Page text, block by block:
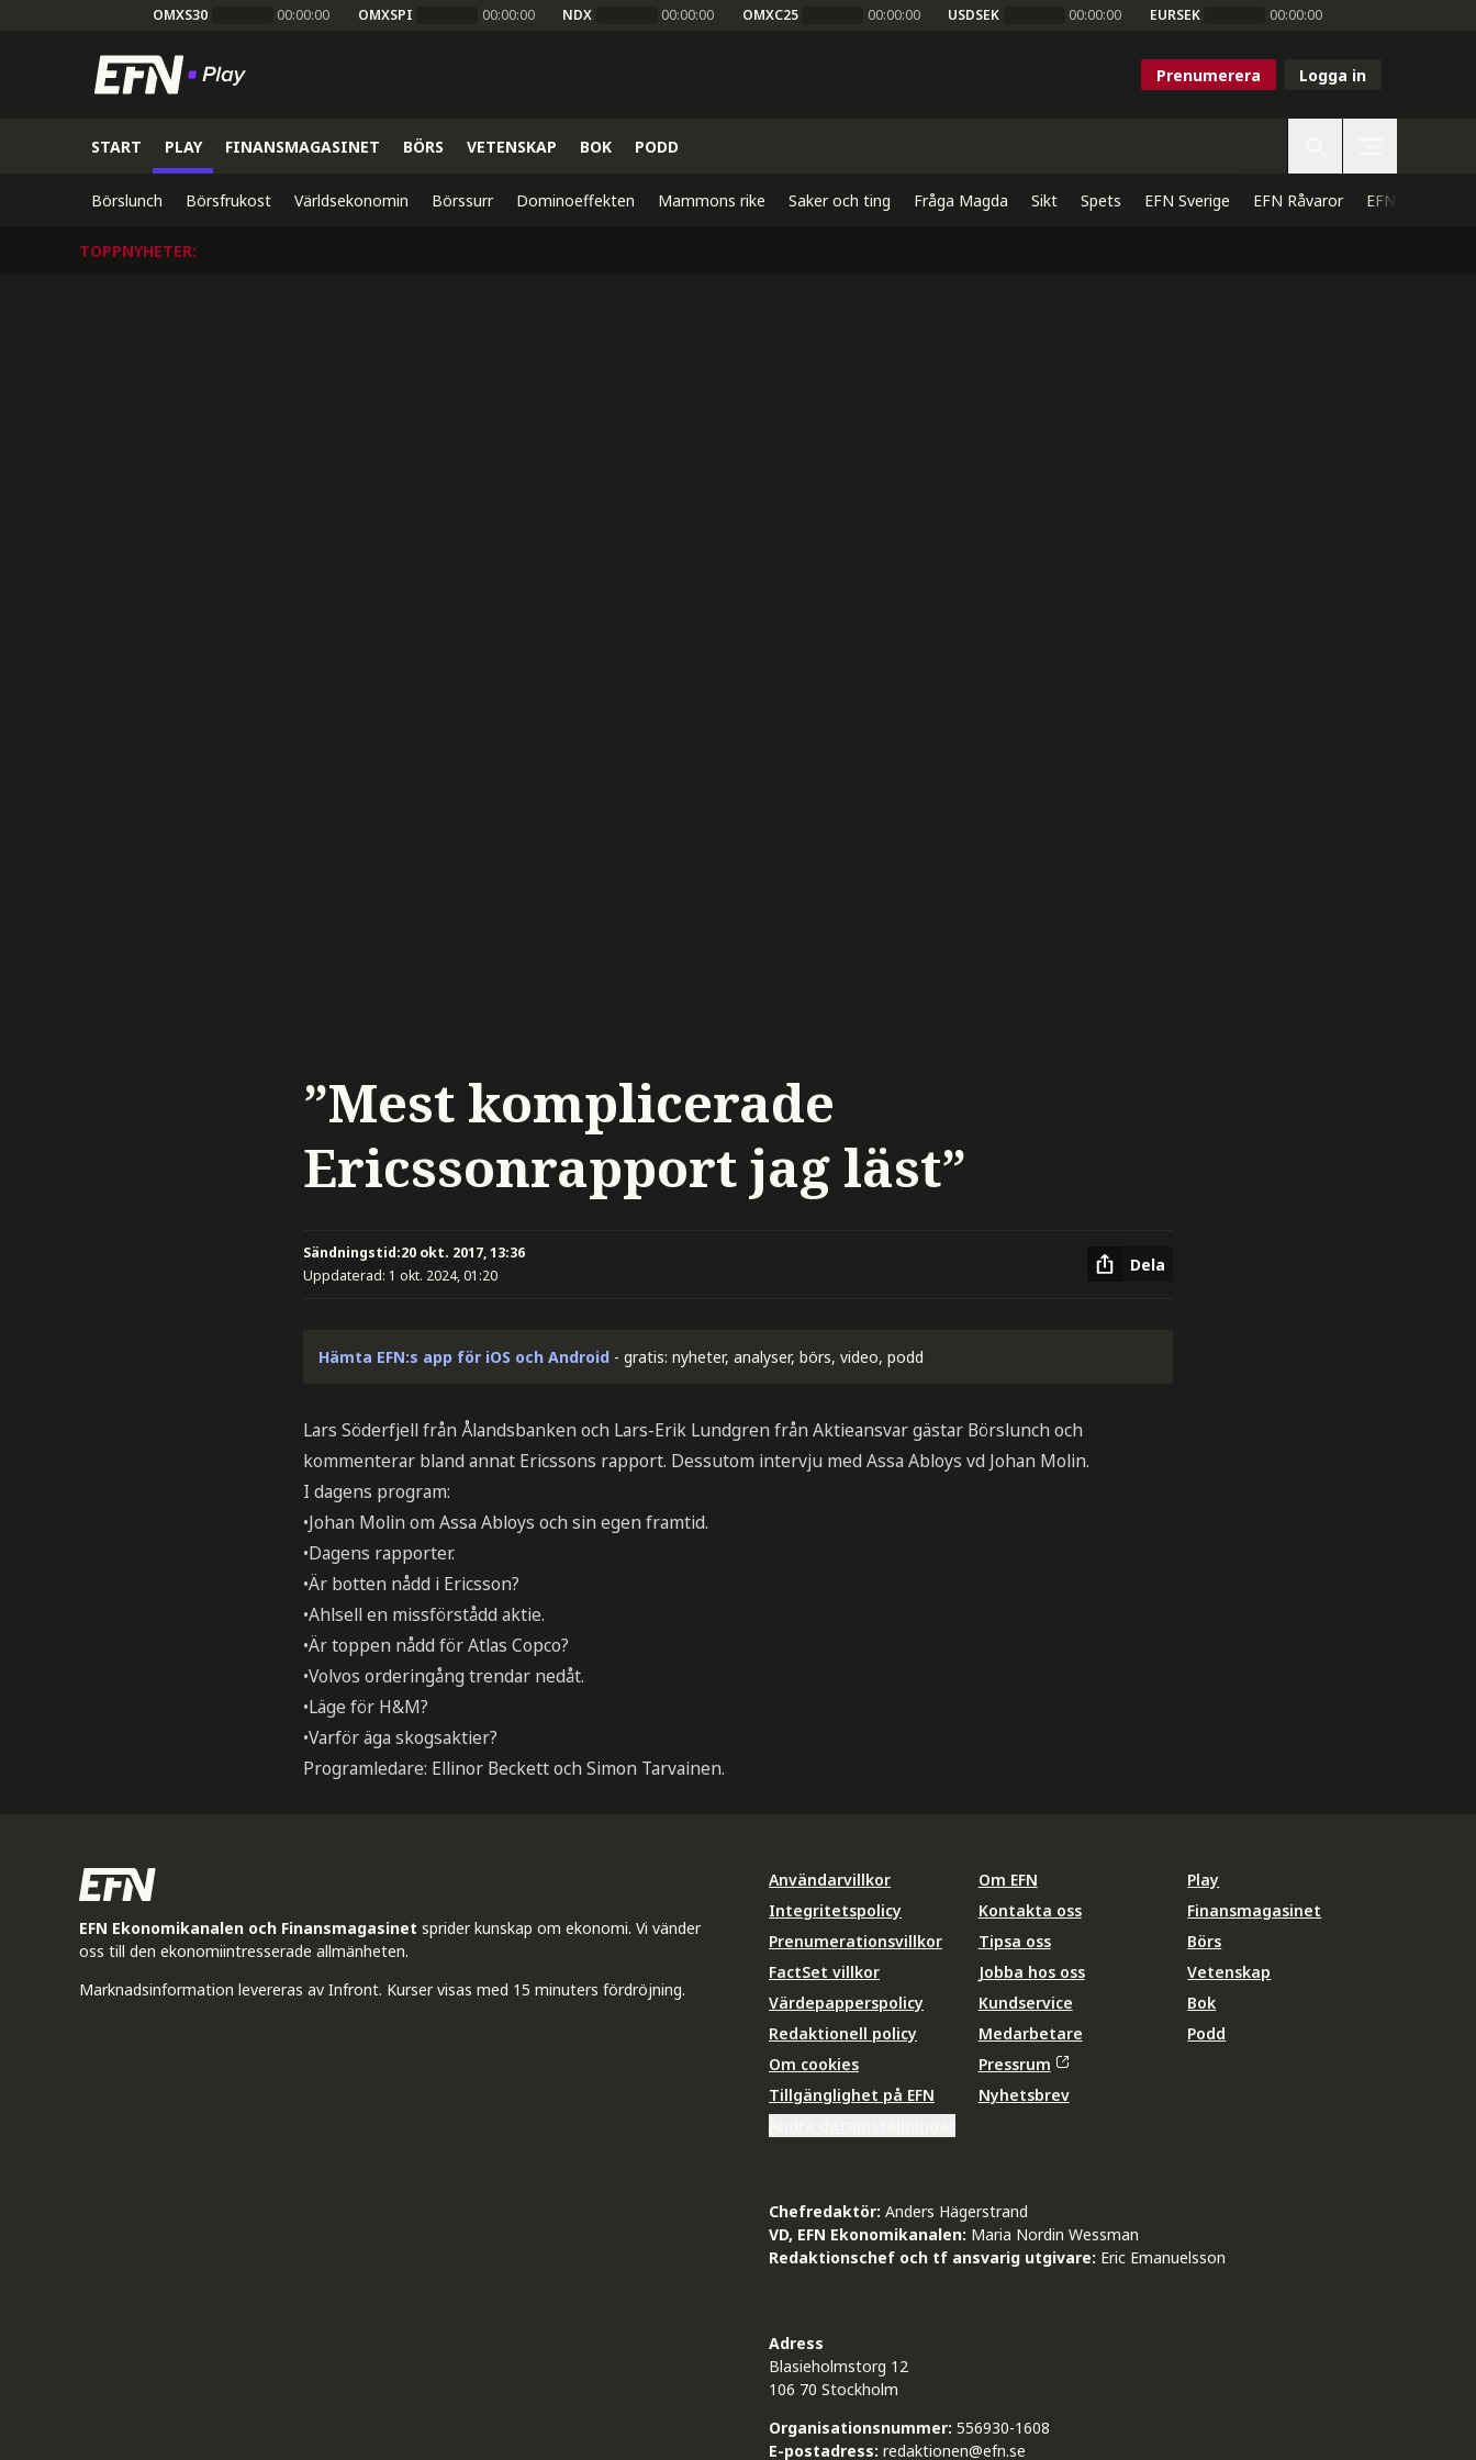
OMXS30 00:00:00 OMXSPI 00:00:00 NDX 00:00:00 OMXC25 00:00:00 USDSEK 00:00:00 EURSEK 00:00:00
Prenumerera Logga in
START PLAY FINANSMAGASINET BÖRS VETENSKAP BOK PODD
Börslunch Börsfrukost Världsekonomin Börssurr Dominoeffekten Mammons rike Saker och ting Fråga Magda Sikt Spets EFN Sverige EFN Råvaror EFN Direkt
TOPPNYHETER:
”Mest komplicerade
Ericssonrapport jag läst”
Sändningstid:20 okt. 2017, 13:36
Uppdaterad: 1 okt. 2024, 01:20
Dela
Hämta EFN:s app för iOS och Android - gratis: nyheter, analyser, börs, video, podd
Lars Söderfjell från Ålandsbanken och Lars-Erik Lundgren från Aktieansvar gästar Börslunch och
kommenterar bland annat Ericssons rapport. Dessutom intervju med Assa Abloys vd Johan Molin.
I dagens program:
•Johan Molin om Assa Abloys och sin egen framtid.
•Dagens rapporter.
•Är botten nådd i Ericsson?
•Ahlsell en missförstådd aktie.
•Är toppen nådd för Atlas Copco?
•Volvos orderingång trendar nedåt.
•Läge för H&M?
•Varför äga skogsaktier?
Programledare: Ellinor Beckett och Simon Tarvainen.
EFN Ekonomikanalen och Finansmagasinet sprider kunskap om ekonomi. Vi vänder
oss till den ekonomiintresserade allmänheten.
Marknadsinformation levereras av Infront. Kurser visas med 15 minuters fördröjning.
Användarvillkor
Integritetspolicy
Prenumerationsvillkor
FactSet villkor
Värdepapperspolicy
Redaktionell policy
Om cookies
Tillgänglighet på EFN
Om EFN
Kontakta oss
Tipsa oss
Jobba hos oss
Kundservice
Medarbetare
Pressrum
Nyhetsbrev
Play
Finansmagasinet
Börs
Vetenskap
Bok
Podd
Chefredaktör: Anders Hägerstrand
VD, EFN Ekonomikanalen: Maria Nordin Wessman
Redaktionschef och tf ansvarig utgivare: Eric Emanuelsson
Adress
Blasieholmstorg 12
106 70 Stockholm
Organisationsnummer: 556930-1608
E-postadress: redaktionen@efn.se